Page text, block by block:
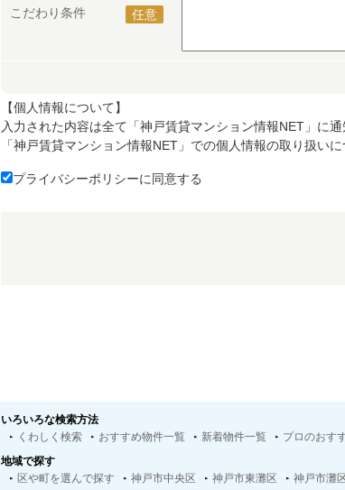
こだわり条件 任意
【個人情報について】
入力された内容は全て「神戸賃貸マンション情報NET」に通
「神戸賃貸マンション情報NET」での個人情報の取り扱い
プライバシーポリシーに同意する
いろいろな検索方法
くわしく検索
おすすめ物件一覧 新着物件一覧
プロのおす
地域で探す
区や町を選んで探す
神戸市中央区 神戸市東灘区 神戸市灘